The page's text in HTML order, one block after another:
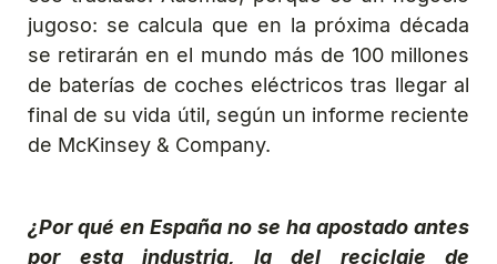
jugoso: se calcula que en la próxima década
se retirarán en el mundo más de 100 millones
de baterías de coches eléctricos tras llegar al
final de su vida útil, según un informe reciente
de McKinsey & Company.
¿Por qué en España no se ha apostado antes
por esta industria, la del reciclaje de